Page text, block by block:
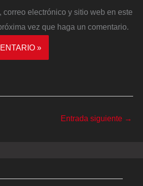
correo electrónico y sitio web en este
vez que haga un comentario.
Entrada siguiente →